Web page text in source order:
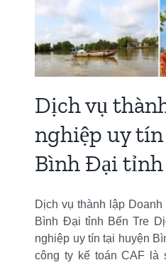
Dịch vụ
nghiệp uy
Bình Đại tỉnh
Dịch vụ thành lập
Bình Đại tỉnh Bến Tre
nghiệp uy tín tại huyện
công ty kế toán CAF là